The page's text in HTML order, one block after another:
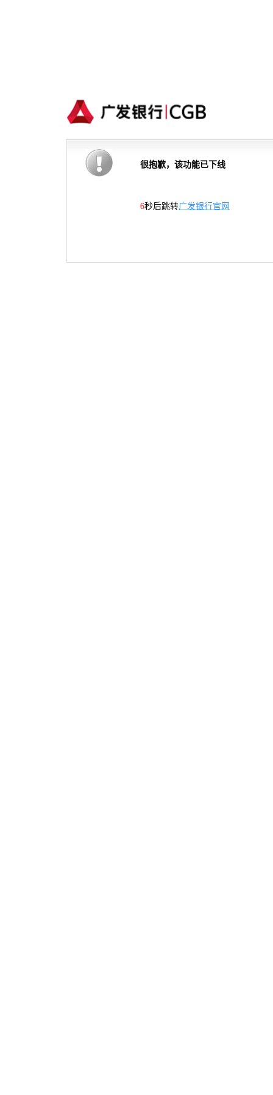
很抱歉，该功能已下线
6秒后跳转广发银行官网